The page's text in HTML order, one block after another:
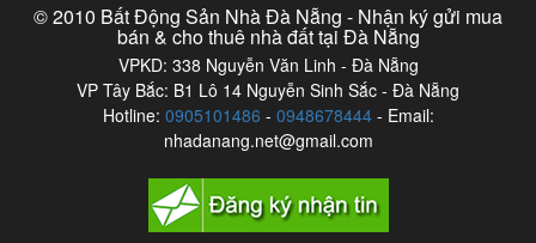
© 2010 Bất Động Sản Nhà Đà Nẵng - Nhận ký gửi mua
bán & cho thuê nhà đất tại Đà Nẵng
VPKD: 338 Nguyễn Văn Linh - Đà Nẵng
VP Tây Bắc: B1 Lô 14 Nguyễn Sinh Sắc - Đà Nẵng
Hotline: 0905101486 - 0948678444- Email:
nhadanang.net@gmail.com